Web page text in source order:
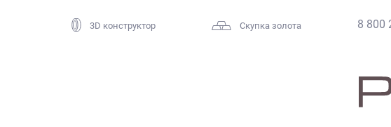
3D конструктор Скупка золота 8 800